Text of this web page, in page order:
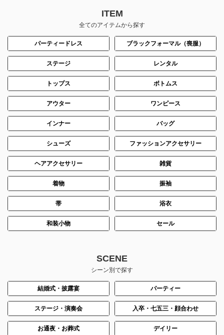
ITEM
全てのアイテムから探す
パーティードレス ブラックフォーマル（喪服）
ステージ レンタル
トップス ボトムス
アウター ワンピース
インナー バッグ
シューズ ファッションアクセサリー
ヘアアクセサリー 雑貨
着物 振袖
帯 浴衣
和装小物 セール
SCENE
シーン別で探す
結婚式・披露宴 パーティー
ステージ・演奏会 入卒・七五三・顔合わせ
お通夜・お葬式 デイリー